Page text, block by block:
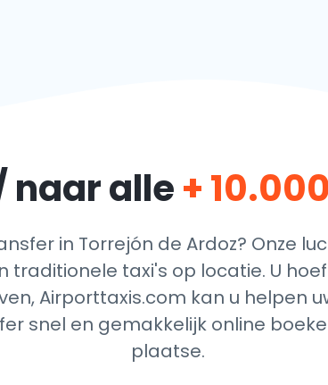
naar alle+
in Torrejón de Ardoz? Onze
traditionele taxi's op locatie. U
Airporttaxis.com kan u helpen
snel en gemakkelijk online
plaatse.